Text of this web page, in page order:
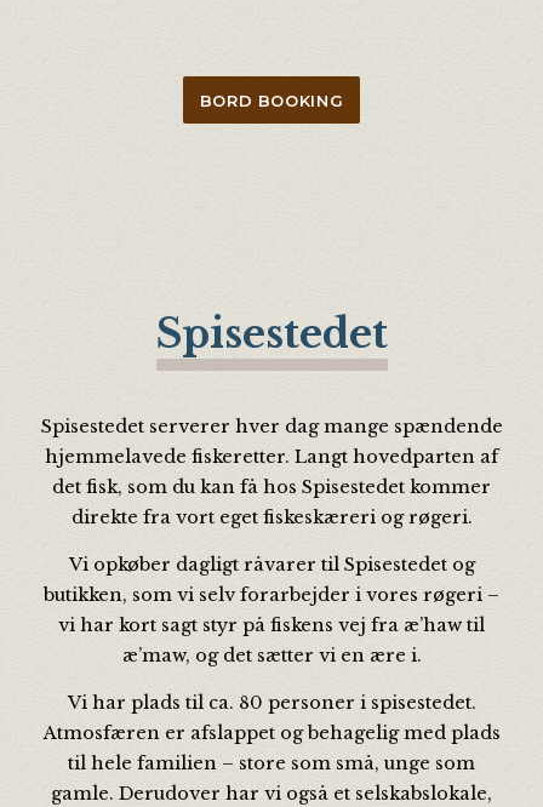
BORD BOOKING
Spisestedet
Spisestedet serverer hver dag mange spændende
hjemmelavede fiskeretter. Langt hovedparten af
det fisk, som du kan få hos Spisestedet kommer
direkte fra vort eget fiskeskæreri og røgeri.
Vi opkøber dagligt råvarer til Spisestedet og
butikken, som vi selv forarbejder i vores røgeri –
vi har kort sagt styr på fiskens vej fra æ’haw til
æ’maw, og det sætter vi en ære i.
Vi har plads til ca. 80 personer i spisestedet.
Atmosfæren er afslappet og behagelig med plads
til hele familien – store som små, unge som
gamle. Derudover har vi også et selskabslokale,